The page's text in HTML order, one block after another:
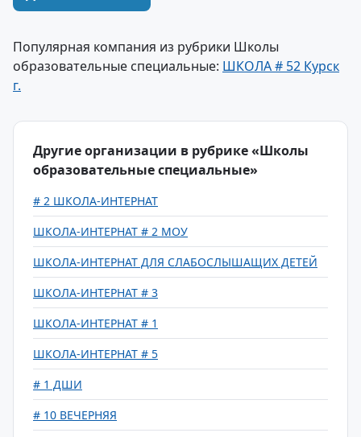
Популярная компания из рубрики Школы
образовательные специальные: ШКОЛА # 52 Курск
г.
Другие организации в рубрике «Школы
образовательные специальные»
# 2 ШКОЛА-ИНТЕРНАТ
ШКОЛА-ИНТЕРНАТ # 2 МОУ
ШКОЛА-ИНТЕРНАТ ДЛЯ СЛАБОСЛЫШАЩИХ ДЕТЕЙ
ШКОЛА-ИНТЕРНАТ # 3
ШКОЛА-ИНТЕРНАТ # 1
ШКОЛА-ИНТЕРНАТ # 5
# 1 ДШИ
# 10 ВЕЧЕРНЯЯ